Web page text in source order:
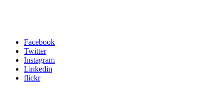
Facebook
Twitter
Instagram
Linkedin
flickr